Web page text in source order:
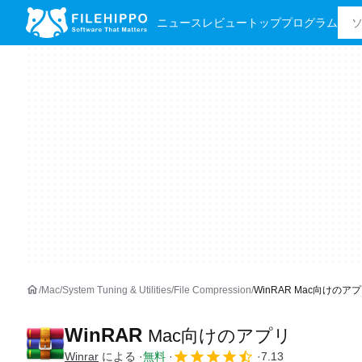
ニュース レビュー トッププログラム
Mac System Tuning & Utilities File Compression WinRAR Mac向けのア
WinRAR Mac向けのアプリ
Winrar による 無料 7.13